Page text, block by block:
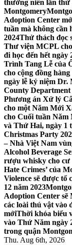
thường niên lần thứ
Montgomery
Adoption Center
tuần mà không cần
2024Thử thách đọc
Thư viện MCPL
đi học đến hết ngày
Trình Tang Lễ của
cho cộng đồng
ngày lễ kỷ niệm
County
Phương án Xử lý
cho một Năm Mới
cho Cuối tuần Năm
và Thứ Hai, ngày 1
Christmas Party
– Nhà Việt Nam
Alcohol Beverage
rượu whisky cho cư
Hate Crimes’ của
Violence sẽ được
12 năm 2023
Adoption Center sẽ
các loài thú vật vào
mớiThời khóa biểu
vào Thứ Năm ngày
trong quận
Thu. Aug 6th, 2026